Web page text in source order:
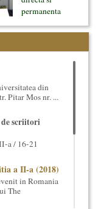
permanenta
oamenii ei, pe
acum
proiecte
marketing
concerte si
cursuri de
de alte feluri.
il administreaza si
jos.
din
Pitar Mos nr. ...
scriitori
a / 16-21
a II-a (2018)
in Romania
The